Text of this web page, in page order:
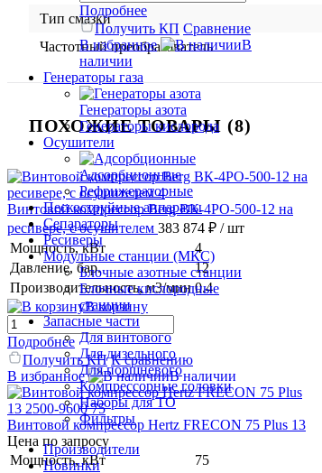
Подробнее
Получить КП Сравнение
В избранное
В
наличии
Генераторы газа
Генераторы азота
Генераторы кислорода
Осушители
Адсорбционные
Рефрижераторные
Пескоструйные аппараты
Сепараторы
Ресиверы
Модульные станции (МКС)
Блочные азотные станции
Блочные кислородные
станции
Запасные части
Для винтового
Для дизельного
Для поршневого
Компрессорные головки
Наборы для ТО
Фильтры
Производители
Новинки
Тип смазки
Частотный преобразователь
ПОХОЖИЕ ТОВАРЫ (8)
Винтовой компрессор Berg ВК-4РО-500-12 на
ресивере, с осушителем 383 874 ₽ / шт
Мощность, кВт
4
Давление, бар.
12
Производительность, м3/мин 0.4
В корзину
Подробнее
Получить КП К сравнению
В избранное
В наличии
Винтовой компрессор Hertz FRECON 75 Plus 13
Цена по запросу
Мощность, кВт
75